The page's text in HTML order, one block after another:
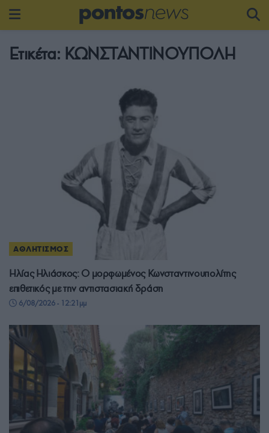
Ετικέτα: ΚΩΝΣΤΑΝΤΙΝΟΥΠΟΛΗ
ΑΘΛΗΤΙΣΜΟΣ
Ηλίας Ηλιάσκος: Ο μορφωμένος Κωνσταντινουπολίτης
επιθετικός με την αντιστασιακή δράση
6/08/2026 - 12:21μμ